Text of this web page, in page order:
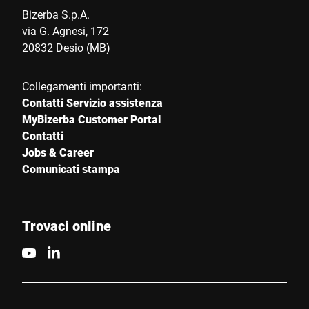
Bizerba S.p.A.
via G. Agnesi, 172
20832 Desio (MB)
Collegamenti importanti:
Contatti Servizio assistenza
MyBizerba Customer Portal
Contatti
Jobs & Career
Comunicati stampa
Trovaci online